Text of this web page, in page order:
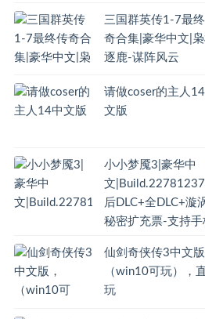
三国群英传1-7最
奇合集|豪华中文|
逐鹿-谋阵风云
请做coser的主人
文版
小小梦魇3|豪华中
文
后DLC+全DLC+漩
秘密扩充票-支持手
仙剑奇侠传3中文版
（win10可玩），
玩